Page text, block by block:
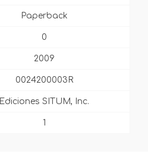
Paperback
0
2009
0024200003R
Ediciones SITUM, Inc.
1